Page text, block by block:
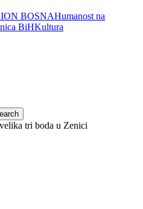
BOSNAHumanost na
BiHKultura
tri boda u Zenici